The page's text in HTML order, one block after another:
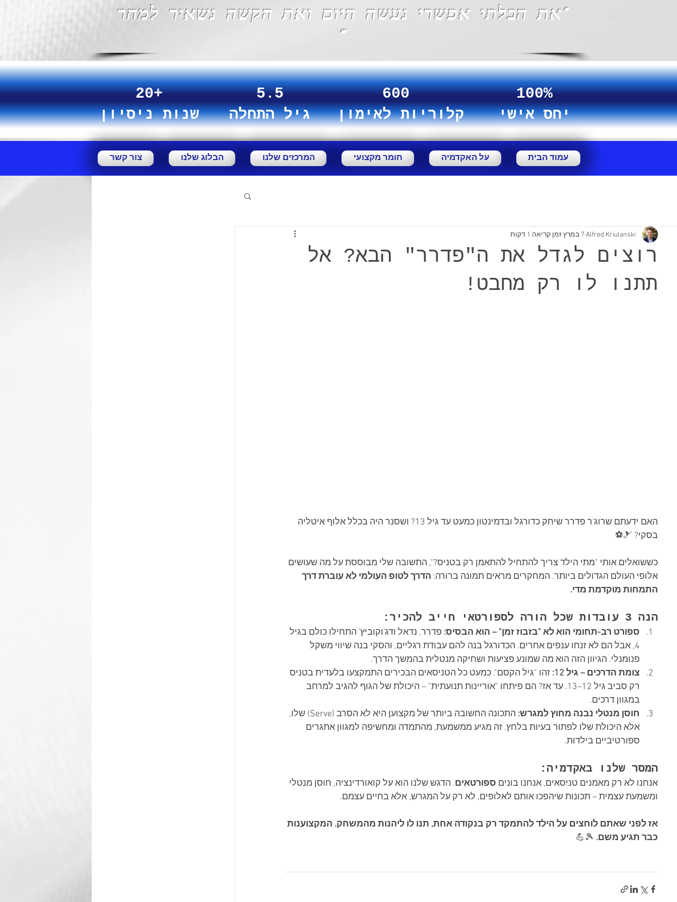
"את הבלתי אפשרי נעשה היום ואת הקשה נשאיר למחר
""
20+
שנות ניסיון
5.5
גיל התחלה
600
קלוריות לאימון
100%
יחס אישי
צור קשר הבלוג שלנו המרכזים שלנו חומר מקצועי על האקדמיה עמוד הבית
רוצים לגדל את ה"פדרר" הבא? אל
תתנו לו רק מחבט!
Alfred Kriulanski7 במרץ זמן קריאה 1 דקות
האם ידעתם שרוג'ר פדרר שיחק כדורגל ובדמינטון כמעט עד גיל 13? ושסנר היה בכלל אלוף איטליה
בסקי? 🎿⚽
כששואלים אותי "מתי הילד צריך להתחיל להתאמן רק בטניס?", התשובה שלי מבוססת על מה שעושים
אלופי העולם הגדולים ביותר. המחקרים מראים תמונה ברורה: הדרך לטופ העולמי לא עוברת דרך
התמחות מוקדמת מדי.
הנה 3 עובדות שכל הורה לספורטאי חייב להכיר:
ספורט רב-תחומי הוא לא "בזבוז זמן" – הוא הבסיס: פדרר, נדאל ודג'וקוביץ' התחילו כולם בגיל
4, אבל הם לא זנחו ענפים אחרים. הכדורגל בנה להם עבודת רגליים, והסקי בנה שיווי משקל
פנומנלי. הגיוון הזה הוא מה שמונע פציעות ושחיקה מנטלית בהמשך הדרך.
צומת הדרכים – גיל 12:
זהו "גיל הקסם". כמעט כל הטניסאים הבכירים התמקצעו בלעדית בטניס
רק סביב גיל 12–13. עד אז? הם פיתחו "אוריינות תנועתית" – היכולת של הגוף להגיב למרחב
במגוון דרכים.
חוסן מנטלי נבנה מחוץ למגרש:
התכונה החשובה ביותר של מקצוען היא לא הסרב (Serve) שלו,
אלא היכולת שלו לפתור בעיות בלחץ. זה מגיע ממשמעת, מהתמדה ומחשיפה למגוון אתגרים
ספורטיביים בילדות.
המסר שלנו באקדמיה:
אנחנו לא רק מאמנים טניסאים, אנחנו בונים ספורטאים. הדגש שלנו הוא על קואורדינציה, חוסן מנטלי
ומשמעת עצמית – תכונות שיהפכו אותם לאלופים, לא רק על המגרש, אלא בחיים עצמם.
אז לפני שאתם לוחצים על הילד להתמקד רק בנקודה אחת, תנו לו ליהנות מהמשחק. המקצוענות
כבר תגיע משם. 🎾💪